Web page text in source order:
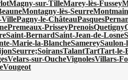
Magny-sur-TilleMarey-lès-Fussey
Montagny-lès-Seurre
VillePagny-le-ChâteauPasques
Premeaux-PrisseyPrenoisQuetigny
Saint-BernardSaint-Jean-de-Losne
Marie-la-BlancheSamerey
Seurre;SoiransTalantTartTart-le-
Velars-sur-OucheVignolesVillars-
Vougeot